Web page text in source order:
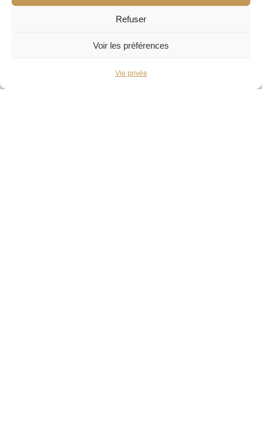
Refuser
Voir les préférences
Vie privée
Raccourcir la longueur d’un manteau ou d’un
veston est également possible, s’il tombe trop bas
et il est même possible de l’allonger de 3 à 4 cm,